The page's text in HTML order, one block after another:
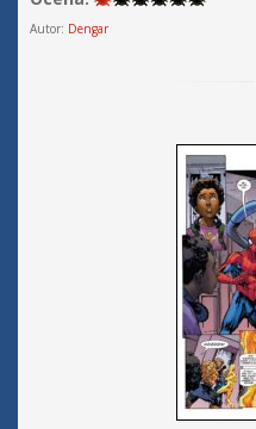
Autor: Dengar